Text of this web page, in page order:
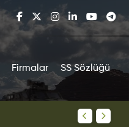
Firmalar SS Sözlüğü
KAAN